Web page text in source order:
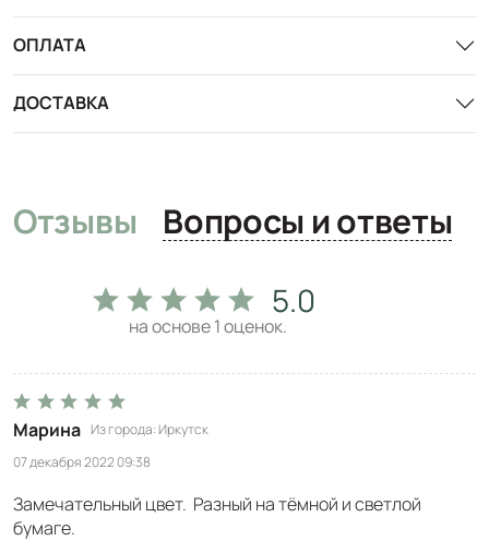
ОПЛАТА
ДОСТАВКА
Отзывы Вопросы и ответы
5.0
на основе1оценок.
Марина Из города Иркутск
07 декабря 2022 09:38
Замечательный цвет. Разный на тёмной и светлой
бумаге.